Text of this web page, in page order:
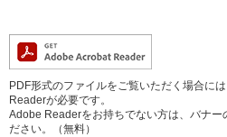
PDF形式のファイルをご覧いただく場合に
Readerが必要です。
Adobe Readerをお持ちでない方は、バナー
ださい。（無料）